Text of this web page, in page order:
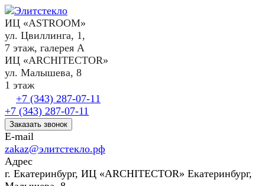
ИЦ «ASTROOM»
ул. Цвиллинга, 1,
7 этаж, галерея А
ИЦ «ARCHITECTOR»
ул. Малышева, 8
1 этаж
+7 (343) 287-07-11
+7 (343) 287-07-11
Заказать звонок
E-mail
zakaz@элитстекло.рф
Адрес
г. Екатеринбург, ИЦ «ARCHITECTOR» Екатеринбург,